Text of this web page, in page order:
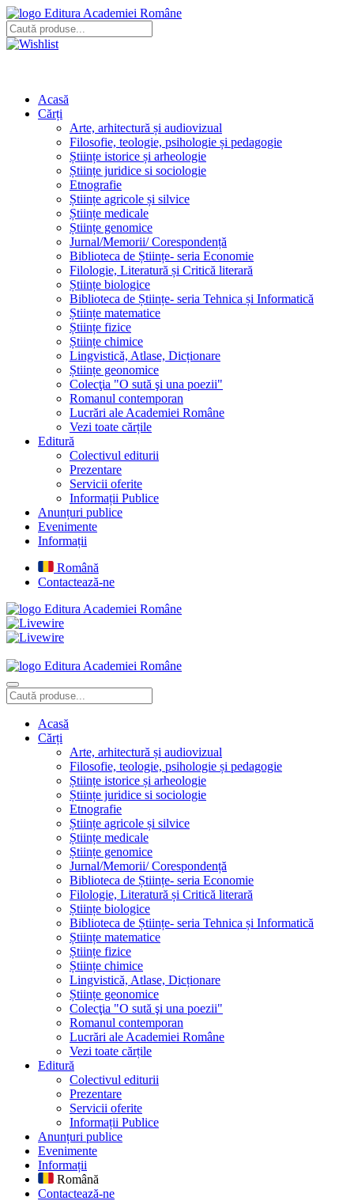
Editura Academiei Române
Acasă
Cărți
Arte, arhitectură și audiovizual
Filosofie, teologie, psihologie și pedagogie
Științe istorice și arheologie
Științe juridice si sociologie
Etnografie
Științe agricole și silvice
Științe medicale
Științe genomice
Jurnal/Memorii/ Corespondență
Biblioteca de Științe- seria Economie
Filologie, Literatură și Critică literară
Științe biologice
Biblioteca de Științe- seria Tehnica și Informatică
Științe matematice
Științe fizice
Științe chimice
Lingvistică, Atlase, Dicționare
Științe geonomice
Colecţia "O sută şi una poezii"
Romanul contemporan
Lucrări ale Academiei Române
Vezi toate cărțile
Editură
Colectivul editurii
Prezentare
Servicii oferite
Informații Publice
Anunțuri publice
Evenimente
Informații
Română
Contactează-ne
Editura Academiei Române
Editura Academiei Române
Acasă
Cărți
Arte, arhitectură și audiovizual
Filosofie, teologie, psihologie și pedagogie
Științe istorice și arheologie
Științe juridice si sociologie
Etnografie
Științe agricole și silvice
Științe medicale
Științe genomice
Jurnal/Memorii/ Corespondență
Biblioteca de Științe- seria Economie
Filologie, Literatură și Critică literară
Științe biologice
Biblioteca de Științe- seria Tehnica și Informatică
Științe matematice
Științe fizice
Științe chimice
Lingvistică, Atlase, Dicționare
Științe geonomice
Colecţia "O sută şi una poezii"
Romanul contemporan
Lucrări ale Academiei Române
Vezi toate cărțile
Editură
Colectivul editurii
Prezentare
Servicii oferite
Informații Publice
Anunțuri publice
Evenimente
Informații
Română
Contactează-ne